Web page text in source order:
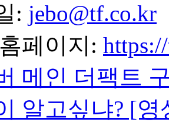
: jebo@tf.co.kr
페이지:
메인 더팩트
알고싶냐? [